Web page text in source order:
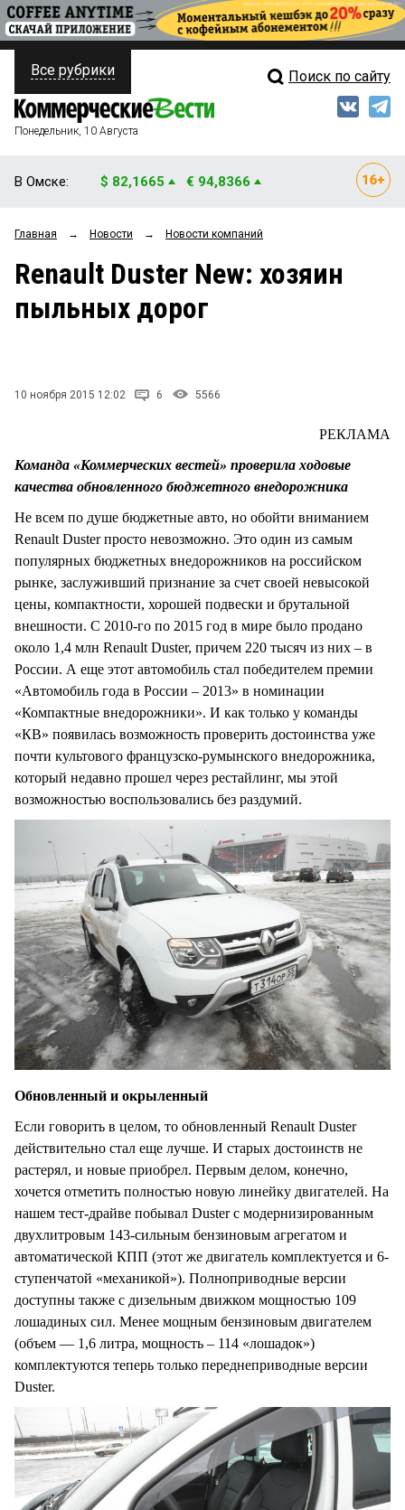
ПОЛИТИКА
ФИНАНСЫ
ОБЩЕСТВО
ЗАКОН
НОВОСТИ КОМПАНИЙ
СТИЛЬ ЖИЗНИ
Свежий выпуск
Мнения
Рейтинги
Все рубрики Поиск по сайту
Понедельник, 10 Августа
В Омске: $ 82,1665 € 94,8366
Главная → Новости → Новости компаний
Renault Duster New: хозяин
пыльных дорог
10 ноября 2015 12:02 6 5566
РЕКЛАМА
Команда «Коммерческих вестей» проверила ходовые
качества обновленного бюджетного внедорожника
Не всем по душе бюджетные авто, но обойти вниманием
Renault Duster просто невозможно. Это один из самым
популярных бюджетных внедорожников на российском
рынке, заслуживший признание за счет своей невысокой
цены, компактности, хорошей подвески и брутальной
внешности. С 2010-го по 2015 год в мире было продано
около 1,4 млн Renault Duster, причем 220 тысяч из них – в
России. А еще этот автомобиль стал победителем премии
«Автомобиль года в России – 2013» в номинации
«Компактные внедорожники». И как только у команды
«КВ» появилась возможность проверить достоинства уже
почти культового французско-румынского внедорожника,
который недавно прошел через рестайлинг, мы этой
возможностью воспользовались без раздумий.
Обновленный и окрыленный
Если говорить в целом, то обновленный Renault Duster
действительно стал еще лучше. И старых достоинств не
растерял, и новые приобрел. Первым делом, конечно,
хочется отметить полностью новую линейку двигателей. На
нашем тест-драйве побывал Duster с модернизированным
двухлитровым 143-сильным бензиновым агрегатом и
автоматической КПП (этот же двигатель комплектуется и 6-
ступенчатой «механикой»). Полноприводные версии
доступны также с дизельным движком мощностью 109
лошадиных сил. Менее мощным бензиновым двигателем
(объем — 1,6 литра, мощность – 114 «лошадок»)
комплектуются теперь только переднеприводные версии
Duster.